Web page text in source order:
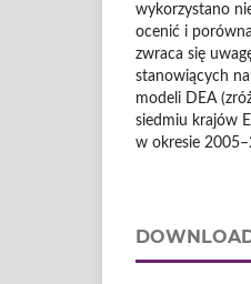
wykorzystano
ocenić i
zwraca się
stanowiących
modeli DEA
siedmiu krajów
w okresie